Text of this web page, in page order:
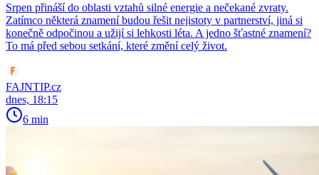
Srpen přináší do oblasti vztahů silné energie a nečekané zvraty.
Zatímco některá znamení budou řešit nejistoty v partnerství, jiná si
konečně odpočinou a užijí si lehkosti léta. A jedno šťastné znamení?
To má před sebou setkání, které změní celý život.
FAJNTIP.cz
dnes, 18:15
6 min